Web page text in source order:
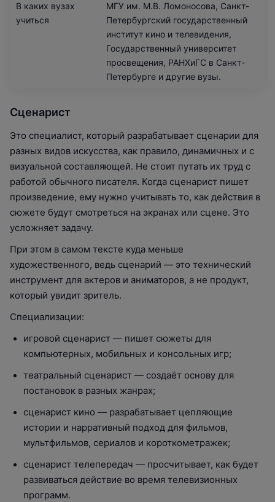
В каких вузах
учиться
МГУ им. М.В. Ломоносова, Санкт-
Петербургский государственный
институт кино и телевидения,
Государственный университет
просвещения, РАНХиГС в Санкт-
Петербурге и другие вузы.
Сценарист
Это специалист, который разрабатывает сценарии для
разных видов искусства, как правило, динамичных и с
визуальной составляющей. Не стоит путать их труд с
работой обычного писателя. Когда сценарист пишет
произведение, ему нужно учитывать то, как действия в
сюжете будут смотреться на экранах или сцене. Это
усложняет задачу.
При этом в самом тексте куда меньше
художественного, ведь сценарий — это технический
инструмент для актеров и аниматоров, а не продукт,
который увидит зритель.
Специализации:
игровой сценарист — пишет сюжеты для
компьютерных, мобильных и консольных игр;
театральный сценарист — создаёт основу для
постановок в разных жанрах;
сценарист кино — разрабатывает цепляющие
истории и нарративный подход для фильмов,
мультфильмов, сериалов и короткометражек;
сценарист телепередач — просчитывает, как будет
развиваться действие во время телевизионных
программ.